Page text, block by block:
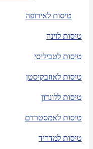
טיסות לאירופה
טיסות לוינה
טיסות לטביליסי
טיסות לאוזבקיסטן
טיסות ללונדון
טיסות לאמסטרדם
טיסות למדריד